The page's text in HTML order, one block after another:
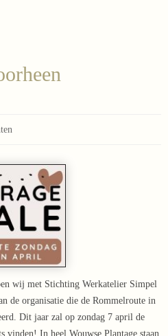
wij met Stichting Werkatelier Simpel
de organisatie die de Rommelroute in
Dit jaar zal op zondag 7 april de
vinden! In heel Wouwse Plantage staan